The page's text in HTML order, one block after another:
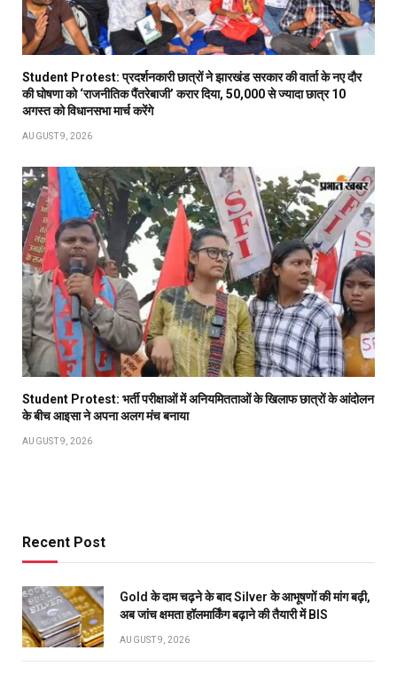
Student Protest: प्रदर्शनकारी छात्रों ने झारखंड सरकार की वार्ता के नए दौर
की घोषणा को ‘राजनीतिक पैंतरेबाजी’ करार दिया, 50,000 से ज्यादा छात्र 10
अगस्त को विधानसभा मार्च करेंगे
AUGUST 9, 2026
Student Protest: भर्ती परीक्षाओं में अनियमितताओं के खिलाफ छात्रों के आंदोलन
के बीच आइसा ने अपना अलग मंच बनाया
AUGUST 9, 2026
Recent Post
Gold के दाम चढ़ने के बाद Silver के आभूषणों की मांग बढ़ी,
अब जांच क्षमता हॉलमार्किंग बढ़ाने की तैयारी में BIS
AUGUST 9, 2026